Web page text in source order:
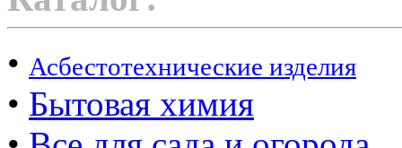
• Асбестотехнические изделия
• Бытовая химия